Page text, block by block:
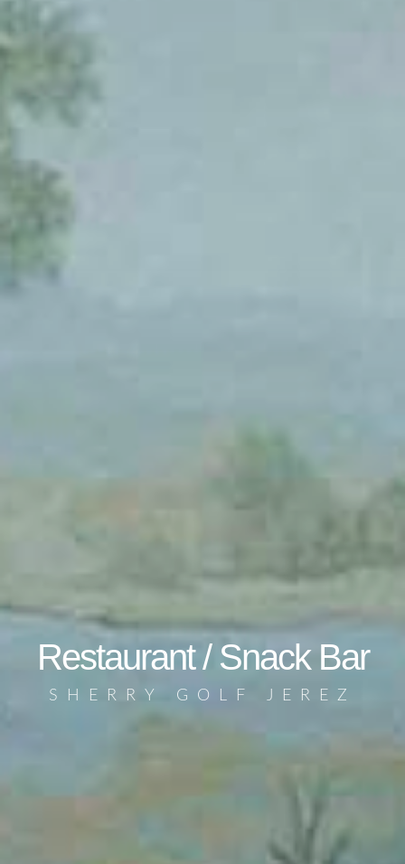
Restaurant / Snack Bar
SHERRY GOLF JEREZ